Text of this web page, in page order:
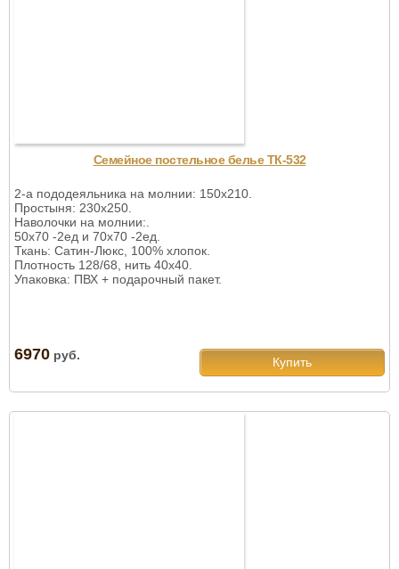
Семейное постельное белье ТК-532
2-а пододеяльника на молнии: 150х210.
Простыня: 230х250.
Наволочки на молнии:.
50х70 -2ед и 70х70 -2ед.
Ткань: Сатин-Люкс, 100% хлопок.
Плотность 128/68, нить 40х40.
Упаковка: ПВХ + подарочный пакет.
6970 руб. Купить